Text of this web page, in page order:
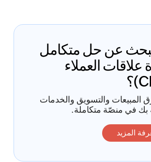
عن حل متكامل
علاقات العملاء
المبيعات والتسويق والخدمات
بك في منصّة متكاملة.
المزيد